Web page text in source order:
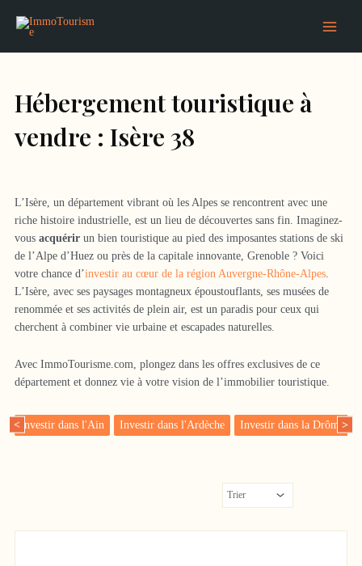
Hébergement touristique à
vendre : Isère 38
L’Isère, un département vibrant où les Alpes se rencontrent avec une
riche histoire industrielle, est un lieu de découvertes sans fin. Imaginez-
vous acquérir un bien touristique au pied des imposantes stations de ski
de l’Alpe d’Huez ou près de la capitale innovante, Grenoble ? Voici
votre chance d’investir au cœur de la région Auvergne-Rhône-Alpes.
L’Isère, avec ses paysages montagneux époustouflants, ses musées de
renommée et ses activités de plein air, est un paradis pour ceux qui
cherchent à combiner vie urbaine et escapades naturelles.
Avec ImmoTourisme.com, plongez dans les offres exclusives de ce
département et donnez vie à votre vision de l’immobilier touristique.
< Investir dans l'Ain Investir dans l'Ardèche Investir dans la Drôme>